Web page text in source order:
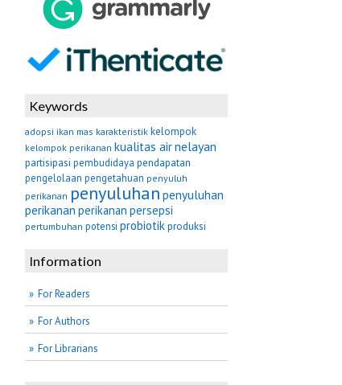
Keywords
adopsi ikan mas karakteristik kelompok
kelompok perikanan kualitas airnelayan
partisipasi pembudidaya pendapatan
pengelolaan pengetahuan penyuluh
perikanan penyuluhan penyuluhan
perikanan perikanan persepsi
pertumbuhan potensi probiotik produksi
Information
For Readers
For Authors
For Librarians